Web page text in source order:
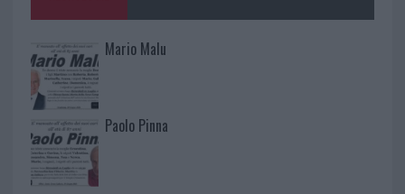
Mario Malu
Paolo Pinna